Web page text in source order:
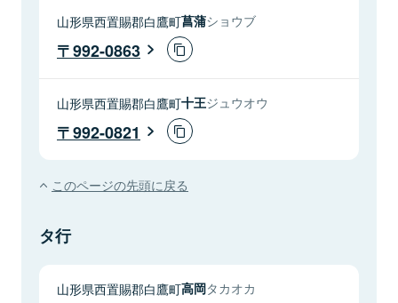
山形県西置賜郡白鷹町菖蒲ショウブ
992-0863
山形県西置賜郡白鷹町十王ジュウオウ
992-0821
このページの先頭に戻る
タ行
山形県西置賜郡白鷹町高岡タカオカ